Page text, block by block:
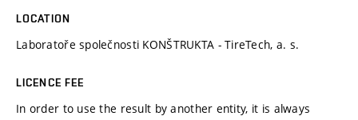
LOCATION
Laboratoře společnosti KONŠTRUKTA - TireTech, a. s.
LICENCE FEE
In order to use the result by another entity, it is always